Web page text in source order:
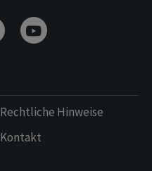
Rechtliche Hinweise
Kontakt